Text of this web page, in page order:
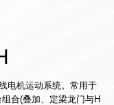
电机运动系统。常用于
合(叠加、定梁龙门与H